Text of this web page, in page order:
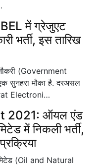
में ग्रेजुएट
भर्ती, इस तारिख
(Government
सुनहरा मौका है. दरअसल
Electroni…
2021: ऑयल एंड
में निकली भर्ती,
(Oil and Natural